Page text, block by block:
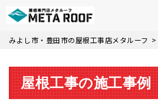
Skip
content
みよし市・豊田市の屋根工事店メタルーフ >
屋根工事の施工事例